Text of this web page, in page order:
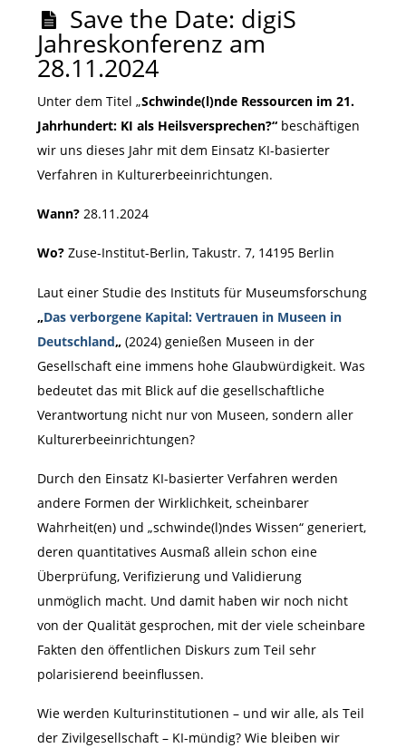
Save the Date: digiS
Jahreskonferenz am
28.11.2024
Unter dem Titel „Schwinde(l)nde Ressourcen im 21.
Jahrhundert: KI als Heilsversprechen?“ beschäftigen
wir uns dieses Jahr mit dem Einsatz KI-basierter
Verfahren in Kulturerbeeinrichtungen.
Wann?28.11.2024
Wo?Zuse-Institut-Berlin, Takustr. 7, 14195 Berlin
Laut einer Studie des Instituts für Museumsforschung
„Das verborgene Kapital: Vertrauen in Museen in
Deutschland„(2024) genießen Museen in der
Gesellschaft eine immens hohe Glaubwürdigkeit. Was
bedeutet das mit Blick auf die gesellschaftliche
Verantwortung nicht nur von Museen, sondern aller
Kulturerbeeinrichtungen?
Durch den Einsatz KI-basierter Verfahren werden
andere Formen der Wirklichkeit, scheinbarer
Wahrheit(en) und „schwinde(l)ndes Wissen“ generiert,
deren quantitatives Ausmaß allein schon eine
Überprüfung, Verifizierung und Validierung
unmöglich macht. Und damit haben wir noch nicht
von der Qualität gesprochen, mit der viele scheinbare
Fakten den öffentlichen Diskurs zum Teil sehr
polarisierend beeinflussen.
Wie werden Kulturinstitutionen – und wir alle, als Teil
der Zivilgesellschaft – KI-mündig? Wie bleiben wir